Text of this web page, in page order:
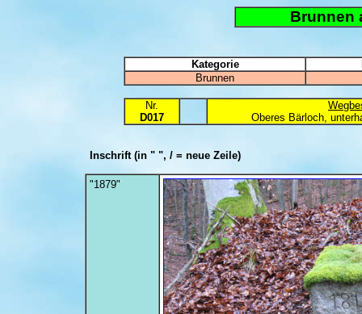
Brunnen
Kategorie
Brunnen
Nr.
D017
Oberes Bärloch,
Inschrift(in " ", / = neue Zeile)
"1879"